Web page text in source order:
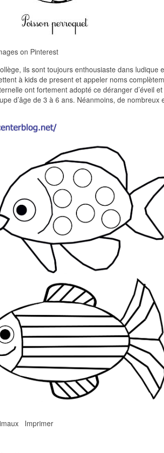
on Pinterest
ils sont toujours enthousiaste dans ludique
à kids de present et appeler noms
ont fortement adopté ce déranger d’éveil et
d’âge de 3 à 6 ans. Néanmoins, de nombreux
Imprimer